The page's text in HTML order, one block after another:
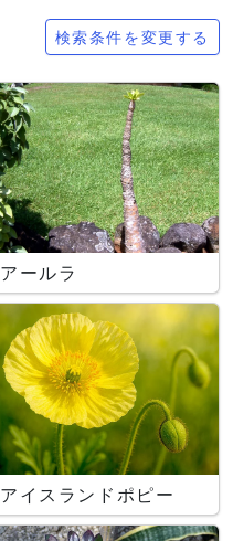
検索条件を変更する
アールラ
アイスランドポピー